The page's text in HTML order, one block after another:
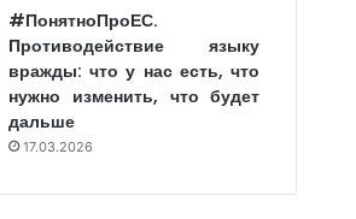
#ПонятноПроЕС.
Противодействие языку
вражды: что у нас есть, что
нужно изменить, что будет
дальше
17.03.2026